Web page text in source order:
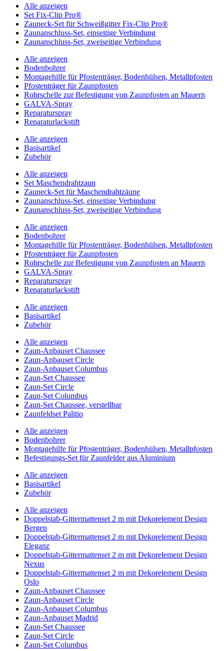
Alle anzeigen
Set Fix-Clip Pro®
Zauneck-Set für Schweißgitter Fix-Clip Pro®
Zaunanschluss-Set, einseitige Verbindung
Zaunanschluss-Set, zweiseitige Verbindung
Alle anzeigen
Bodenbohrer
Montagehilfe für Pfostenträger, Bodenhülsen, Metallpfosten
Pfostenträger für Zaunpfosten
Rohrschelle zur Befestigung von Zaunpfosten an Mauern
GALVA-Spray
Reparaturspray
Reparaturlackstift
Alle anzeigen
Basisartikel
Zubehör
Alle anzeigen
Set Maschendrahtzaun
Zauneck-Set für Maschendrahtzäune
Zaunanschluss-Set, einseitige Verbindung
Zaunanschluss-Set, zweiseitige Verbindung
Alle anzeigen
Bodenbohrer
Montagehilfe für Pfostenträger, Bodenhülsen, Metallpfosten
Pfostenträger für Zaunpfosten
Rohrschelle zur Befestigung von Zaunpfosten an Mauern
GALVA-Spray
Reparaturspray
Reparaturlackstift
Alle anzeigen
Basisartikel
Zubehör
Alle anzeigen
Zaun-Anbauset Chaussee
Zaun-Anbauset Circle
Zaun-Anbauset Columbus
Zaun-Set Chaussee
Zaun-Set Circle
Zaun-Set Columbus
Zaun-Set Chaussee, verstellbar
Zaunfeldset Palitio
Alle anzeigen
Bodenbohrer
Montagehilfe für Pfostenträger, Bodenhülsen, Metallpfosten
Befestigungs-Set für Zaunfelder aus Aluminium
Alle anzeigen
Basisartikel
Zubehör
Alle anzeigen
Doppelstab-Gittermattenset 2 m mit Dekorelement Design
Bergen
Doppelstab-Gittermattenset 2 m mit Dekorelement Design
Eleganz
Doppelstab-Gittermattenset 2 m mit Dekorelement Design
Nexus
Doppelstab-Gittermattenset 2 m mit Dekorelement Design
Oslo
Zaun-Anbauset Chaussee
Zaun-Anbauset Circle
Zaun-Anbauset Columbus
Zaun-Anbauset Madrid
Zaun-Set Chaussee
Zaun-Set Circle
Zaun-Set Columbus